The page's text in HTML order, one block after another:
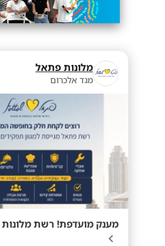
מלונות פתאל
מגד אלכרום
מענק מועדפת! רשת